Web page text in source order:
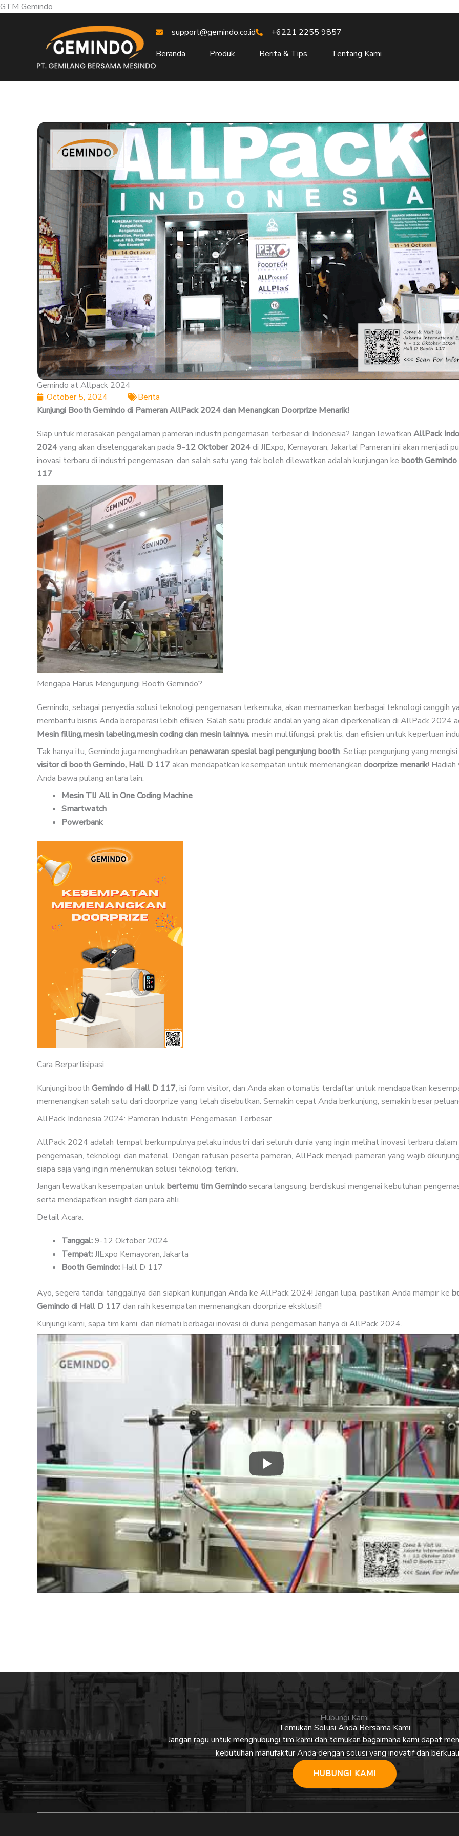
GTM Gemindo
content
support@gemindo.co.id +6221 2255 9857
Beranda Produk Berita & Tips Tentang Kami
Gemindo at Allpack 2024
October 5, 2024
Berita
Kunjungi Booth Gemindo di Pameran AllPack 2024 dan Menangkan Doorprize Menarik!
Siap untuk merasakan pengalaman pameran industri pengemasan terbesar di Indonesia? Jangan lewatkan AllPack
2024yang akan diselenggarakan pada 9-12 Oktober 2024di JIExpo, Kemayoran, Jakarta! Pameran ini akan menjadi
inovasi terbaru di industri pengemasan, dan salah satu yang tak boleh dilewatkan adalah kunjungan ke booth
117.
Mengapa Harus Mengunjungi Booth Gemindo?
Gemindo, sebagai penyedia solusi teknologi pengemasan terkemuka, akan memamerkan berbagai teknologi canggih
membantu bisnis Anda beroperasi lebih efisien. Salah satu produk andalan yang akan diperkenalkan di AllPack 2024
Mesin filling,mesin labeling,mesin coding dan mesin lainnya.mesin multifungsi, praktis, dan efisien untuk keperluan
Tak hanya itu, Gemindo juga menghadirkan penawaran spesial bagi pengunjung booth. Setiap pengunjung yang mengisi
visitor di booth Gemindo, Hall D 117 akan mendapatkan kesempatan untuk memenangkan doorprize menarik! Hadiah
Anda bawa pulang antara lain:
Mesin TIJ All in One Coding Machine
Smartwatch
Powerbank
Cara Berpartisipasi
Kunjungi booth Gemindo di Hall D 117, isi form visitor, dan Anda akan otomatis terdaftar untuk mendapatkan
memenangkan salah satu dari doorprize yang telah disebutkan. Semakin cepat Anda berkunjung, semakin besar
AllPack Indonesia 2024: Pameran Industri Pengemasan Terbesar
AllPack 2024 adalah tempat berkumpulnya pelaku industri dari seluruh dunia yang ingin melihat inovasi terbaru dalam
pengemasan, teknologi, dan material. Dengan ratusan peserta pameran, AllPack menjadi pameran yang wajib
siapa saja yang ingin menemukan solusi teknologi terkini.
Jangan lewatkan kesempatan untukbertemu tim Gemindosecara langsung, berdiskusi mengenai kebutuhan
serta mendapatkan insight dari para ahli.
Detail Acara:
Tanggal:9-12 Oktober 2024
Tempat:JIExpo Kemayoran, Jakarta
Booth Gemindo: Hall D 117
Ayo, segera tandai tanggalnya dan siapkan kunjungan Anda ke AllPack 2024! Jangan lupa, pastikan Anda mampir ke
Gemindo di Hall D 117 dan raih kesempatan memenangkan doorprize eksklusif!
Kunjungi kami, sapa tim kami, dan nikmati berbagai inovasi di dunia pengemasan hanya di AllPack 2024.
Hubungi Kami
Temukan Solusi Anda Bersama Kami
Jangan ragu untuk menghubungi tim kami dan temukan bagaimana kami dapat
kebutuhan manufaktur Anda dengan solusi yang inovatif dan
HUBUNGI KAMI